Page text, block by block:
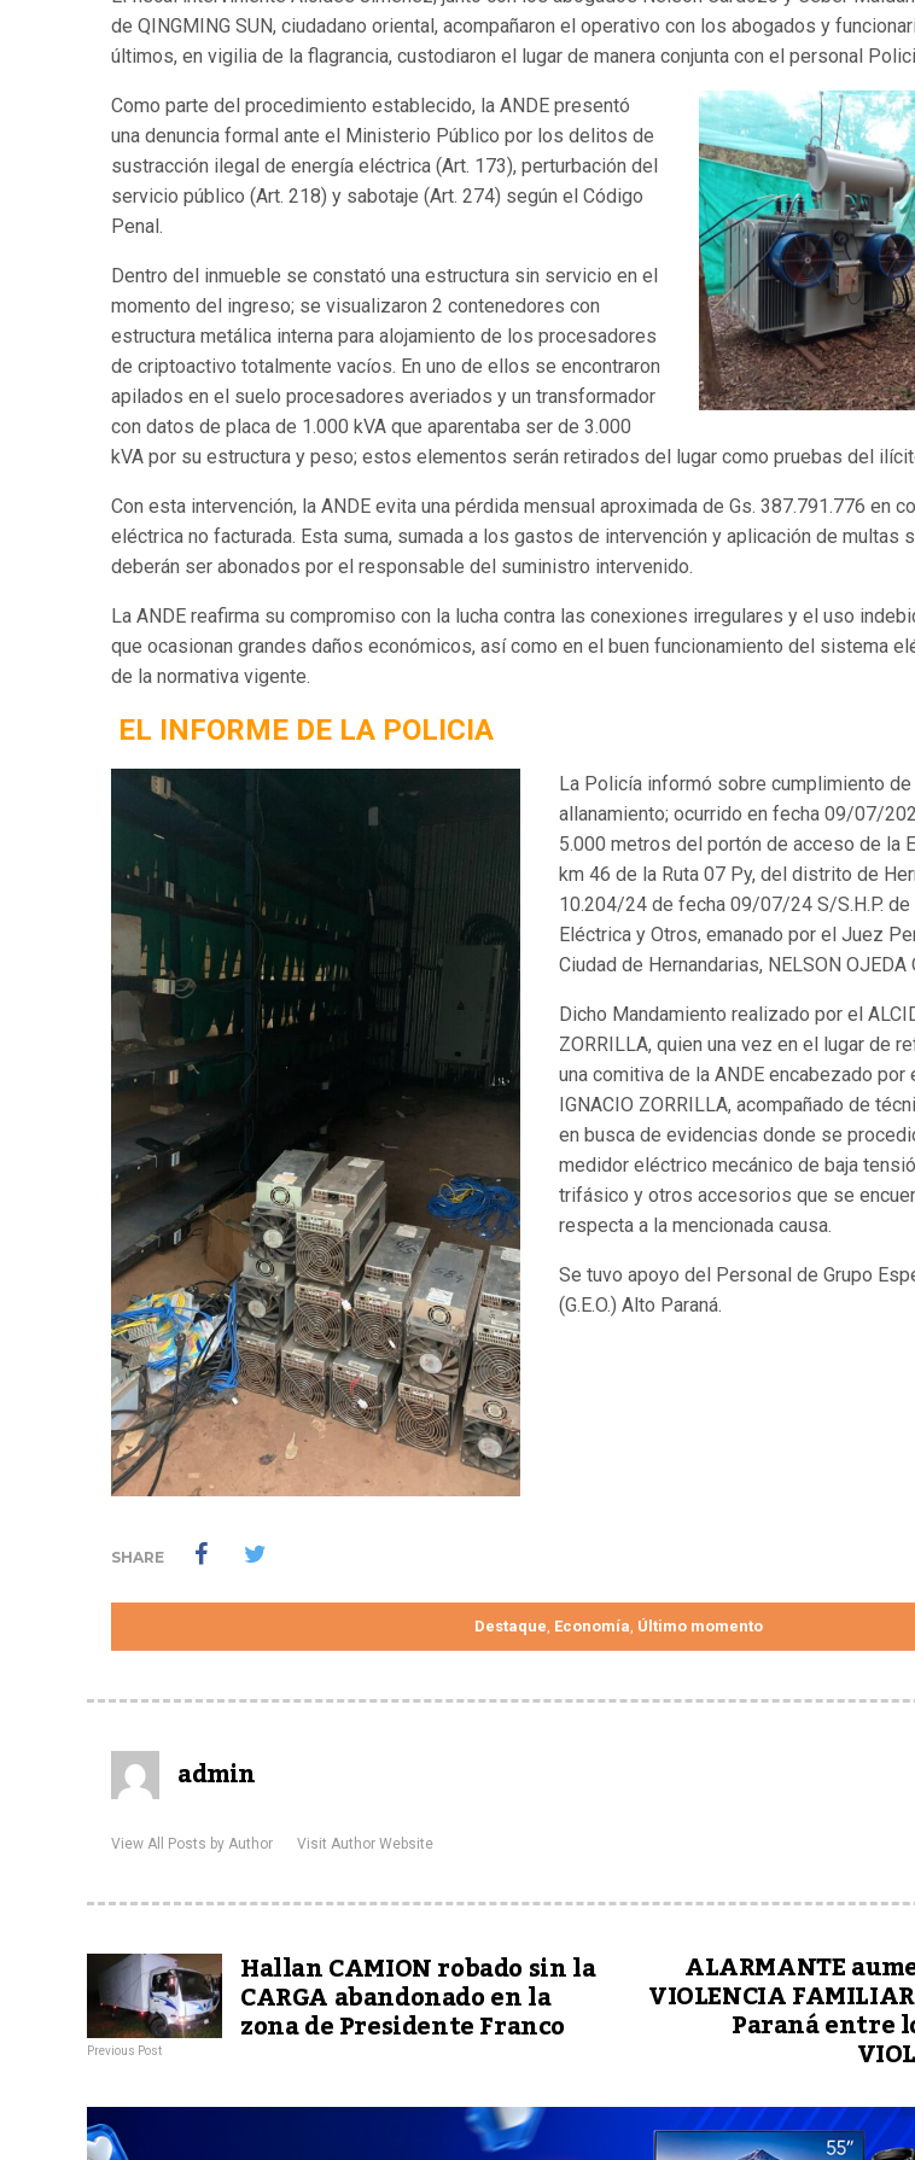
de QINGMING SUN, ciudadano oriental, acompañaron el operativo con los abogados y
últimos, en vigilia de la flagrancia, custodiaron el lugar de manera conjunta con el personal
Como parte del procedimiento establecido, la ANDE presentó
una denuncia formal ante el Ministerio Público por los delitos de
sustracción ilegal de energía eléctrica (Art. 173), perturbación del
servicio público (Art. 218) y sabotaje (Art. 274) según el Código
Penal.
Dentro del inmueble se constató una estructura sin servicio en el
momento del ingreso; se visualizaron 2 contenedores con
estructura metálica interna para alojamiento de los procesadores
de criptoactivo totalmente vacíos. En uno de ellos se encontraron
apilados en el suelo procesadores averiados y un transformador
con datos de placa de 1.000 kVA que aparentaba ser de 3.000
kVA por su estructura y peso; estos elementos serán retirados del lugar como pruebas del
Con esta intervención, la ANDE evita una pérdida mensual aproximada de Gs. 387.791.776 en
eléctrica no facturada. Esta suma, sumada a los gastos de intervención y aplicación de multas
deberán ser abonados por el responsable del suministro intervenido.
La ANDE reafirma su compromiso con la lucha contra las conexiones irregulares y el uso
que ocasionan grandes daños económicos, así como en el buen funcionamiento del sistema
de la normativa vigente.
EL INFORME DE LA POLICIA
La Policía informó sobre cumplimiento
allanamiento; ocurrido en fecha 09/07/
5.000 metros del portón de acceso de la
km 46 de la Ruta 07 Py, del distrito de
10.204/24 de fecha 09/07/24 S/S.H.P. de
Eléctrica y Otros, emanado por el Juez
Ciudad de Hernandarias, NELSON OJEDA
Dicho Mandamiento realizado por el
ZORRILLA, quien una vez en el lugar de
una comitiva de la ANDE encabezado por
IGNACIO ZORRILLA, acompañado de
en busca de evidencias donde se
medidor eléctrico mecánico de baja
trifásico y otros accesorios que se
respecta a la mencionada causa.
Se tuvo apoyo del Personal de Grupo
(G.E.O.) Alto Paraná.
SHARE
Destaque, Economía, Último momento
admin
View All Posts by Author Visit Author Website
Hallan CAMION robado sin la
CARGA abandonado en la
zona de Presidente Franco
Previous Post
ALARMANTE
VIOLENCIA
Paraná entre